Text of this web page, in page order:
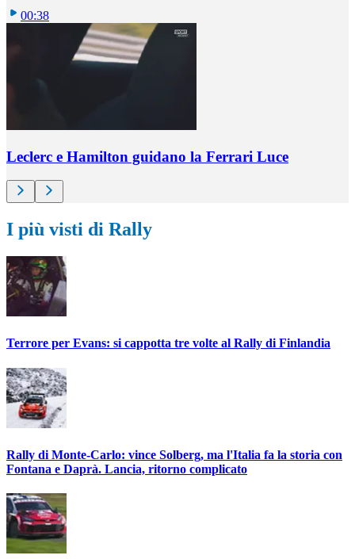
00:38
Leclerc e Hamilton guidano la Ferrari Luce
I più visti di Rally
Terrore per Evans: si cappotta tre volte al Rally di Finlandia
Rally di Monte-Carlo: vince Solberg, ma l'Italia fa la storia con
Fontana e Daprà. Lancia, ritorno complicato